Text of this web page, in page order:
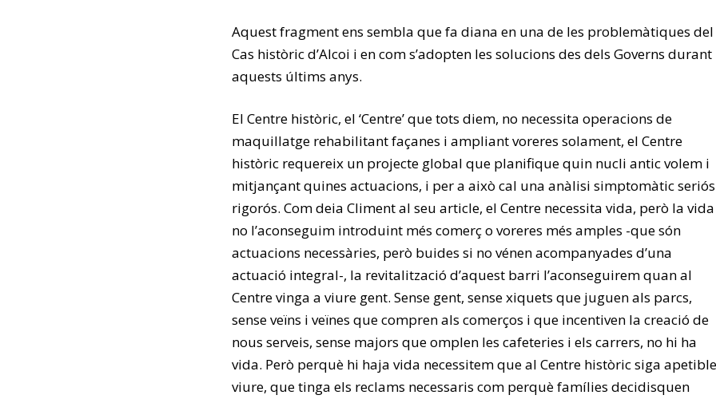
Aquest fragment ens sembla que fa diana en una de les problemàtiques del
Cas històric d’Alcoi i en com s’adopten les solucions des dels Governs durant
aquests últims anys.
El Centre històric, el ‘Centre’ que tots diem, no necessita operacions de
maquillatge rehabilitant façanes i ampliant voreres solament, el Centre
històric requereix un projecte global que planifique quin nucli antic volem i
mitjançant quines actuacions, i per a això cal una anàlisi simptomàtic
rigorós. Com deia Climent al seu article, el Centre necessita vida, però la vida
no l’aconseguim introduint més comerç o voreres més amples -que són
actuacions necessàries, però buides si no vénen acompanyades d’una
actuació integral-, la revitalització d’aquest barri l’aconseguirem quan al
Centre vinga a viure gent. Sense gent, sense xiquets que juguen als parcs,
sense veïns i veïnes que compren als comerços i que incentiven la creació de
nous serveis, sense majors que omplen les cafeteries i els carrers, no hi ha
vida. Però perquè hi haja vida necessitem que al Centre històric siga apetible
viure, que tinga els reclams necessaris com perquè famílies decidisquen